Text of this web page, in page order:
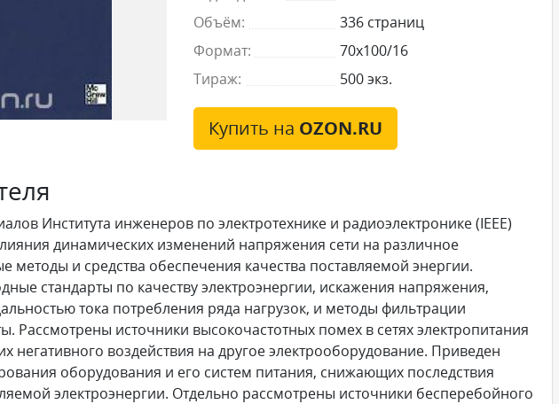
Объём:
336 страниц
Формат:
70x100/16
Тираж:
500 экз.
Купить на OZON.RU
Института инженеров по электротехнике и радиоэлектронике (IEEE)
динамических изменений напряжения сети на различное
методы и средства обеспечения качества поставляемой энергии.
стандарты по качеству электроэнергии, искажения напряжения,
тока потребления ряда нагрузок, и методы фильтрации
Рассмотрены источники высокочастотных помех в сетях электропитания
воздействия на другое электрооборудование. Приведен
оборудования и его систем питания, снижающих последствия
электроэнергии. Отдельно рассмотрены источники бесперебойного